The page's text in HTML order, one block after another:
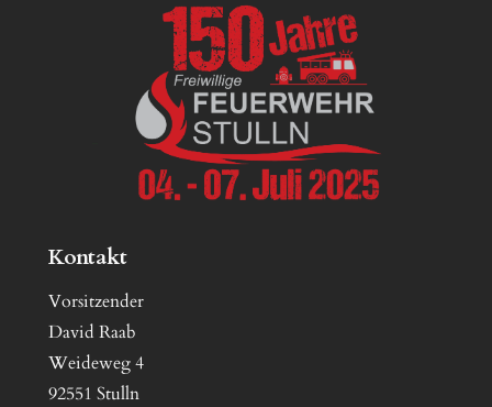
Kontakt
Vorsitzender
David Raab
Weideweg 4
92551 Stulln